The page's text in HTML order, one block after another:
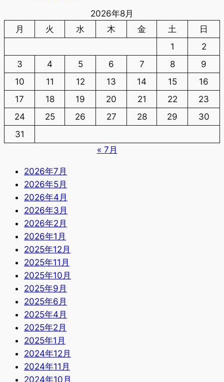
2026年8月
月
火 水 木 金 土
日
1
2
3
4 5 6 7 8
9
10
11 12 13 14 15
16
17
18 19 20 21 22
23
24
25 26 27 28 29
30
31
« 7月
2026年7月
2026年5月
2026年4月
2026年3月
2026年2月
2026年1月
2025年12月
2025年11月
2025年10月
2025年9月
2025年6月
2025年4月
2025年2月
2025年1月
2024年12月
2024年11月
2024年10月